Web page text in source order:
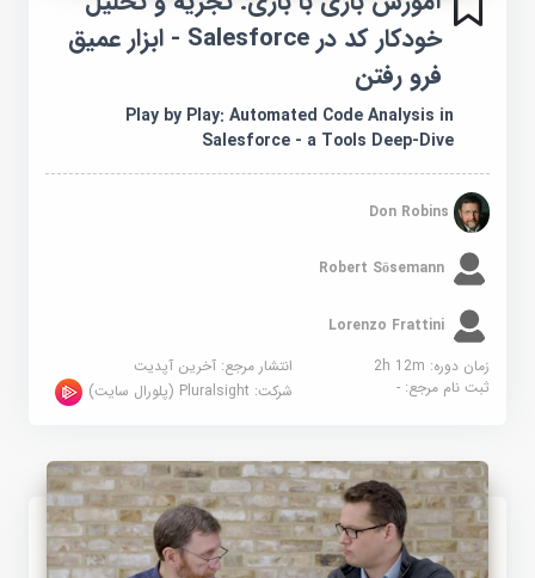
خودکار کد در Salesforce - ابزار عمیق
فرو رفتن
Play by Play: Automated Code Analysis in
Salesforce - a Tools Deep-Dive
Don Robins
Robert Sösemann
Lorenzo Frattini
زمان دوره: 2h 12m
انتشار مرجع:آخرین آپدیت
ثبت نام مرجع:- شرکت:Pluralsight (پلورال سایت)